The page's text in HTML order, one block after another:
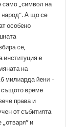
само „символ на
народ“. А що се
особено
се,
институция е
на
милиарда йени –
същото време
права и
от събитията
и